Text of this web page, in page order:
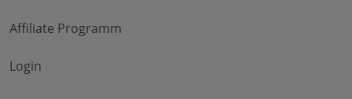
Affiliate Programm
Login